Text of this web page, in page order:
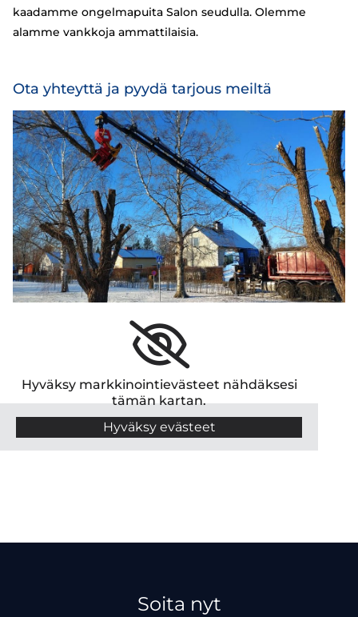
kaadamme ongelmapuita Salon seudulla. Olemme
alamme vankkoja ammattilaisia.
Ota yhteyttä ja pyydä tarjous meiltä
Hyväksy markkinointievästeet nähdäksesi
tämän kartan.
Hyväksy evästeet
Soita nyt